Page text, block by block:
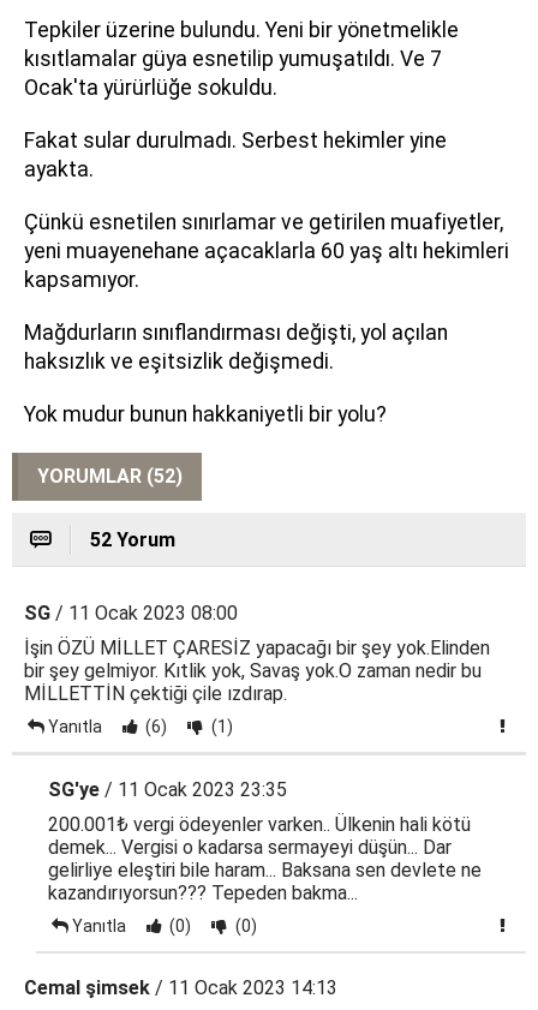
Tepkiler üzerine bulundu. Yeni bir yönetmelikle
kısıtlamalar güya esnetilip yumuşatıldı. Ve 7
Ocak'ta yürürlüğe sokuldu.
Fakat sular durulmadı. Serbest hekimler yine
ayakta.
Çünkü esnetilen sınırlamar ve getirilen muafiyetler,
yeni muayenehane açacaklarla 60 yaş altı hekimleri
kapsamıyor.
Mağdurların sınıflandırması değişti, yol açılan
haksızlık ve eşitsizlik değişmedi.
Yok mudur bunun hakkaniyetli bir yolu?
YORUMLAR (52)
52 Yorum
SG / 11 Ocak 2023 08:00
İşin ÖZÜ MİLLET ÇARESİZ yapacağı bir şey yok.Elinden
bir şey gelmiyor. Kıtlik yok, Savaş yok.O zaman nedir bu
MİLLETTİN çektiği çile ızdırap.
Yanıtla (6) (1)
SG'ye / 11 Ocak 2023 23:35
200.001₺ vergi ödeyenler varken.. Ülkenin hali kötü
demek... Vergisi o kadarsa sermayeyi düşün... Dar
gelirliye eleştiri bile haram... Baksana sen devlete ne
kazandırıyorsun??? Tepeden bakma...
Yanıtla (0) (0)
Cemal şimsek / 11 Ocak 2023 14:13